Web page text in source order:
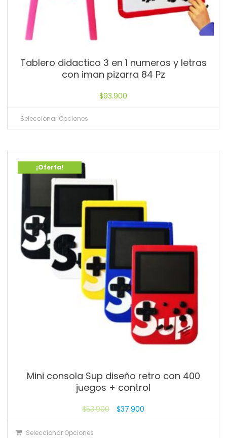
Tablero didactico 3 en 1 numeros y letras
con iman pizarra 84 Pz
$93.900
Seleccionar Opciones
¡Oferta!
Mini consola Sup diseño retro con 400
juegos + control
$53.900 $37.900
Seleccionar Opciones